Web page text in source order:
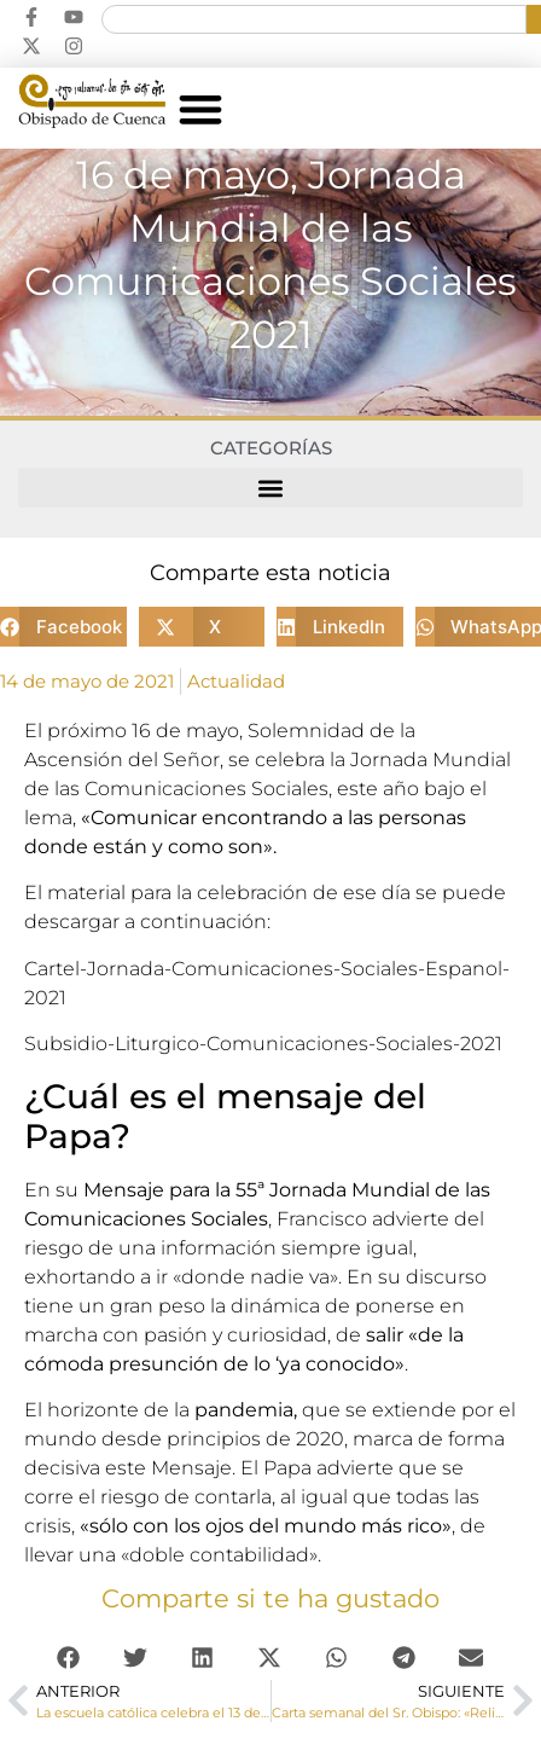
16 de mayo, Jornada
Mundial de las
Comunicaciones Sociales
2021
CATEGORÍAS
Comparte esta noticia
Facebook X LinkedIn WhatsApp
14 de mayo de 2021 Actualidad
El próximo 16 de mayo, Solemnidad de la
Ascensión del Señor, se celebra la Jornada Mundial
de las Comunicaciones Sociales, este año bajo el
lema, «Comunicar encontrando a las personas
donde están y como son».
El material para la celebración de ese día se puede
descargar a continuación:
Cartel-Jornada-Comunicaciones-Sociales-Espanol-
2021
Subsidio-Liturgico-Comunicaciones-Sociales-2021
¿Cuál es el mensaje del
Papa?
En su Mensaje para la 55ª Jornada Mundial de las
Comunicaciones Sociales, Francisco advierte del
riesgo de una información siempre igual,
exhortando a ir «donde nadie va». En su discurso
tiene un gran peso la dinámica de ponerse en
marcha con pasión y curiosidad, de salir «de la
cómoda presunción de lo ‘ya conocido».
El horizonte de la pandemia, que se extiende por el
mundo desde principios de 2020, marca de forma
decisiva este Mensaje. El Papa advierte que se
corre el riesgo de contarla, al igual que todas las
crisis, «sólo con los ojos del mundo más rico», de
llevar una «doble contabilidad».
Comparte si te ha gustado
ANTERIOR SIGUIENTE